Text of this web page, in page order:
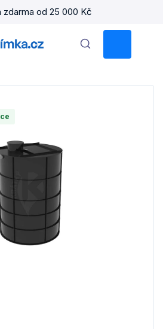
zdarma od 25 000 Kč
KOŠÍK